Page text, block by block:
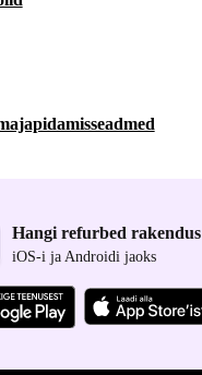
Hangi refurbed rakendus
iOS-i ja Androidi jaoks